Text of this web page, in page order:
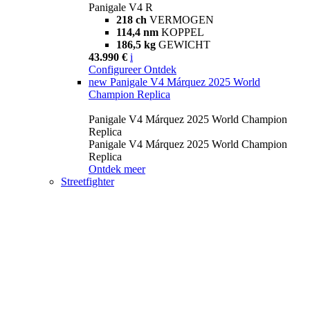
Panigale V4 R
218 ch VERMOGEN
114,4 nm KOPPEL
186,5 kg GEWICHT
43.990 € i
Configureer Ontdek
new Panigale V4 Márquez 2025 World
Champion Replica
Panigale V4 Márquez 2025 World Champion
Replica
Panigale V4 Márquez 2025 World Champion
Replica
Ontdek meer
Streetfighter